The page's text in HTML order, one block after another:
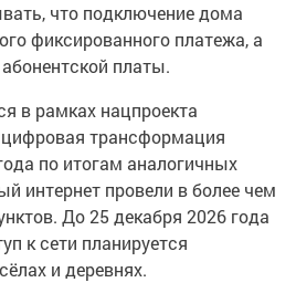
что подключение дома
фиксированного платежа, а
платы.
в рамках нацпроекта
трансформация
по итогам аналогичных
интернет провели в более чем
До 25 декабря 2026 года
к сети планируется
и деревнях.